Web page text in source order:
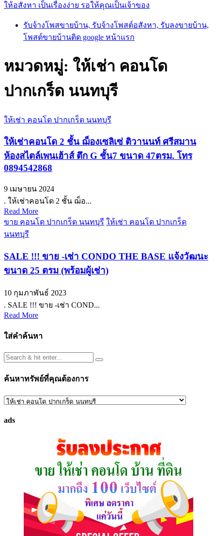
ให้อสังหา เป็นเรื่องง่าย รอให้คุณเป็นเจ้าของ
รับจ้างโพสขายบ้าน, รับจ้างโพสต์อสังหา, รับลงขายบ้าน,
โพสต์ขายบ้านติด google หน้าแรก
หมวดหมู่: ให้เช่า คอนโด
ปากเกร็ด นนทบุรี
ให้เช่า คอนโด ปากเกร็ด นนทบุรี
ให้เช่าคอนโด 2 ชั้น ฌ็องเซลิเซ่ ติวานนท์ ศรีสมาน
ห้องสไตล์เพนเฮ้าส์ ตึก G ชั้น7 ขนาด 47ตรม. โทร
0894542868
9 เมษายน 2024
. ให้เช่าคอนโด 2 ชั้น ฌ็อ...
Read More
ขาย คอนโด ปากเกร็ด นนทบุรี ให้เช่า คอนโด ปากเกร็ด
นนทบุรี
SALE !!! ขาย -เช่า CONDO THE BASE แจ้งวัฒนะ
ขนาด 25 ตรม (พร้อมผู้เช่า)
10 กุมภาพันธ์ 2023
. SALE !!! ขาย -เช่า COND...
Read More
ใส่คำค้นหา
ค้นหาทรัพย์ที่คุณต้องการ
ค้นหา
ที่
ads